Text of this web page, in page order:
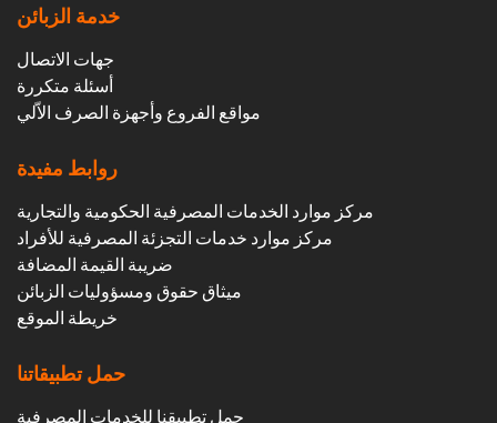
خدمة الزبائن
جهات الاتصال
أسئلة متكررة
مواقع الفروع وأجهزة الصرف الاّلي
روابط مفيدة
مركز موارد الخدمات المصرفية الحكومية والتجارية
مركز موارد خدمات التجزئة المصرفية للأفراد
ضريبة القيمة المضافة
ميثاق حقوق ومسؤوليات الزبائن
خريطة الموقع
حمل تطبيقاتنا
حمل تطبيقنا للخدمات المصرفية